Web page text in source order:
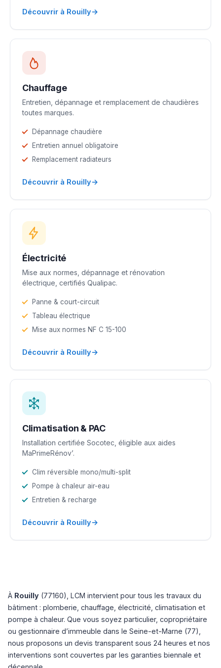
Découvrir à Rouilly→
Chauffage
Entretien, dépannage et remplacement de chaudières
toutes marques.
Dépannage chaudière
Entretien annuel obligatoire
Remplacement radiateurs
Découvrir à Rouilly→
Électricité
Mise aux normes, dépannage et rénovation
électrique, certifiés Qualipac.
Panne & court-circuit
Tableau électrique
Mise aux normes NF C 15-100
Découvrir à Rouilly→
Climatisation & PAC
Installation certifiée Socotec, éligible aux aides
MaPrimeRénov’.
Clim réversible mono/multi-split
Pompe à chaleur air-eau
Entretien & recharge
Découvrir à Rouilly→
À Rouilly (77160), LCM intervient pour tous les travaux du
bâtiment : plomberie, chauffage, électricité, climatisation et
pompe à chaleur. Que vous soyez particulier, copropriétaire
ou gestionnaire d’immeuble dans le Seine-et-Marne (77),
nous proposons un devis transparent sous 24 heures et nos
interventions sont couvertes par les garanties biennale et